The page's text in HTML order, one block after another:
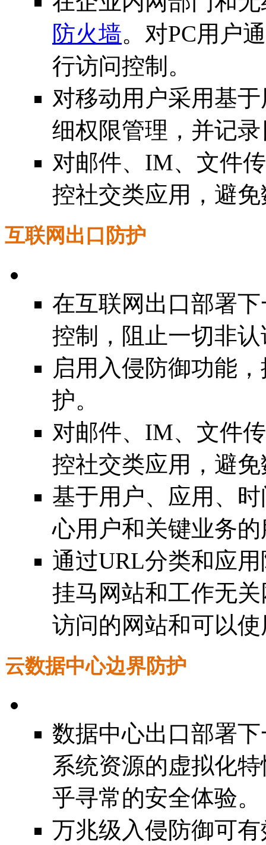
防火墙。对PC用户
行访问控制。
对移动用户采用基
细权限管理，并记
对邮件、IM、文件
控社交类应用，避
互联网出口防护
在互联网出口部署
控制，阻止一切非
启用入侵防御功能
护。
对邮件、IM、文件
控社交类应用，避
基于用户、应用、
心用户和关键业务
通过URL分类和应
挂马网站和工作无
访问的网站和可以
云数据中心边界防护
数据中心出口部署
系统资源的虚拟化
乎寻常的安全体验。
万兆级入侵防御可